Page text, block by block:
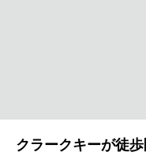
クラークキーが徒